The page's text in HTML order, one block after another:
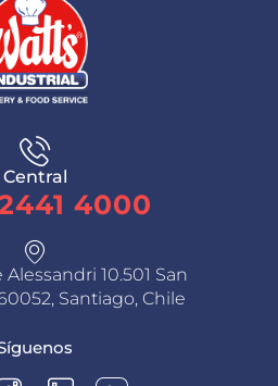
Central
4000
10.501 San
Santiago, Chile